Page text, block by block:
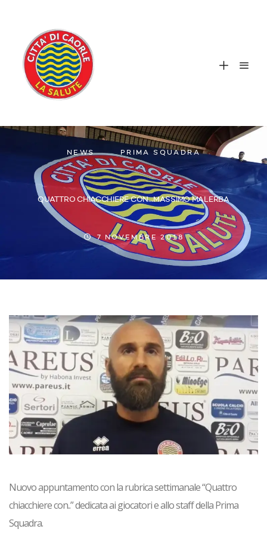
NEWS PRIMA SQUADRA
QUATTRO CHIACCHIERE CON…MASSIMO MALERBA
7 NOVEMBRE 2018
Nuovo appuntamento con la rubrica settimanale “Quattro
chiacchiere con..” dedicata ai giocatori e allo staff della Prima
Squadra.